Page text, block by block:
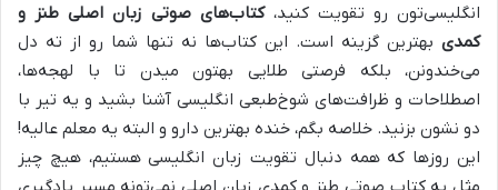
انگلیسی‌تون رو تقویت کنید،کتاب‌های صوتی زبان اصلی طنز و
کمدی بهترین گزینه است. این کتاب‌ها نه تنها شما رو از ته دل
می‌خندونن، بلکه فرصتی طلایی بهتون میدن تا با لهجه‌ها،
اصطلاحات و ظرافت‌های شوخ‌طبعی انگلیسی آشنا بشید و یه تیر با
دو نشون بزنید. خلاصه بگم، خنده بهترین دارو و البته یه معلم عالیه!
این روزها که همه دنبال تقویت زبان انگلیسی هستیم، هیچ چیز